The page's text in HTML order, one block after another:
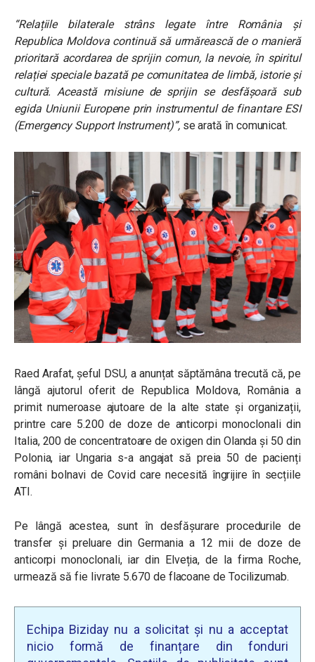
“Relațiile bilaterale strâns legate între România și
Republica Moldova continuă să urmărească de o manieră
prioritară acordarea de sprijin comun, la nevoie, în spiritul
relației speciale bazată pe comunitatea de limbă, istorie și
cultură. Această misiune de sprijin se desfășoară sub
egida Uniunii Europene prin instrumentul de finantare ESI
(Emergency Support Instrument)”, se arată în comunicat.
Raed Arafat, șeful DSU, a anunțat săptămâna trecută că, pe
lângă ajutorul oferit de Republica Moldova, România a
primit numeroase ajutoare de la alte state și organizații,
printre care 5.200 de doze de anticorpi monoclonali din
Italia, 200 de concentratoare de oxigen din Olanda și 50 din
Polonia, iar Ungaria s-a angajat să preia 50 de pacienți
români bolnavi de Covid care necesită îngrijire în secțiile
ATI.
Pe lângă acestea, sunt în desfășurare procedurile de
transfer și preluare din Germania a 12 mii de doze de
anticorpi monoclonali, iar din Elveția, de la firma Roche,
urmează să fie livrate 5.670 de flacoane de Tocilizumab.
Echipa Biziday nu a solicitat și nu a acceptat
nicio formă de finanțare din fonduri